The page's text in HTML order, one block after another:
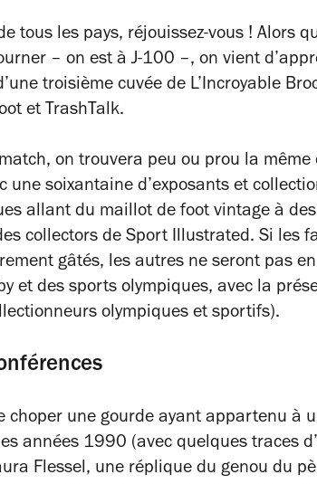
tous les pays, réjouissez-vous ! Alors
– on est à J-100 –, on vient
troisième cuvée de L’Incroyable
et TrashTalk.
on trouvera peu ou prou la même
une soixantaine d’exposants et
allant du maillot de foot vintage à
collectors de Sport Illustrated. Si les
gâtés, les autres ne seront pas en
et des sports olympiques, avec la
olympiques et sportifs).
choper une gourde ayant appartenu à
années 1990 (avec quelques traces
Flessel, une réplique du genou du